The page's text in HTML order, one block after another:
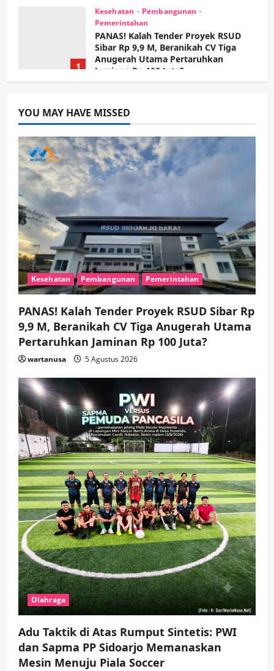
1
Kesehatan
Pembangunan
Pemerintahan
PANAS! Kalah Tender Proyek RSUD
Sibar Rp 9,9 M, Beranikah CV Tiga
Anugerah Utama Pertaruhkan
Jaminan Rp 100 Juta?
wartanusa 5 Agustus 2026
2
PWI dan Sapma PP Sidoarjo
Memanaskan Mesin Menuju Piala
wartanusa 5 Agustus 2026
3
Ekonomi Hiburan Pemerintahan
HOT NEWS: Ribuan Warga Wage
Tumplek Blek di Bazar Rakyat Jalan
Jambu, Borong Kuliner UMKM Sambil
wartanusa 4 Agustus 2026
Keagamaan Pemerintahan
Pemkab Sidoarjo & Muhammadiyah
Sinergi Permudah Perizinan, Wakaf,
hingga Hibah
5
Keagamaan Pemerintahan
Hadir di Pengajian Qurrota A’yun,
Wabup Sidoarjo Minta Doa Jamaah
Agar Tetap Amanah Memimpin
wartanusa 4 Agustus 2026
YOU MAY HAVE MISSED
Kesehatan Pembangunan Pemerintahan
PANAS! Kalah Tender Proyek RSUD Sibar Rp
9,9 M, Beranikah CV Tiga Anugerah Utama
Pertaruhkan Jaminan Rp 100 Juta?
wartanusa 5 Agustus 2026
Olahraga
Adu Taktik di Atas Rumput Sintetis: PWI
dan Sapma PP Sidoarjo Memanaskan
Mesin Menuju Piala Soccer